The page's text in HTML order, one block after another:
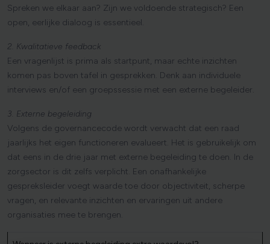
Spreken we elkaar aan? Zijn we voldoende strategisch? Een
open, eerlijke dialoog is essentieel.
2. Kwalitatieve feedback
Een vragenlijst is prima als startpunt, maar echte inzichten
komen pas boven tafel in gesprekken. Denk aan individuele
interviews en/of een groepssessie met een externe begeleider.
3. Externe begeleiding
Volgens de governancecode wordt verwacht dat een raad
jaarlijks het eigen functioneren evalueert. Het is gebruikelijk om
dat eens in de drie jaar met externe begeleiding te doen. In de
zorgsector is dit zelfs verplicht. Een onafhankelijke
gespreksleider voegt waarde toe door objectiviteit, scherpe
vragen, en relevante inzichten en ervaringen uit andere
organisaties mee te brengen.